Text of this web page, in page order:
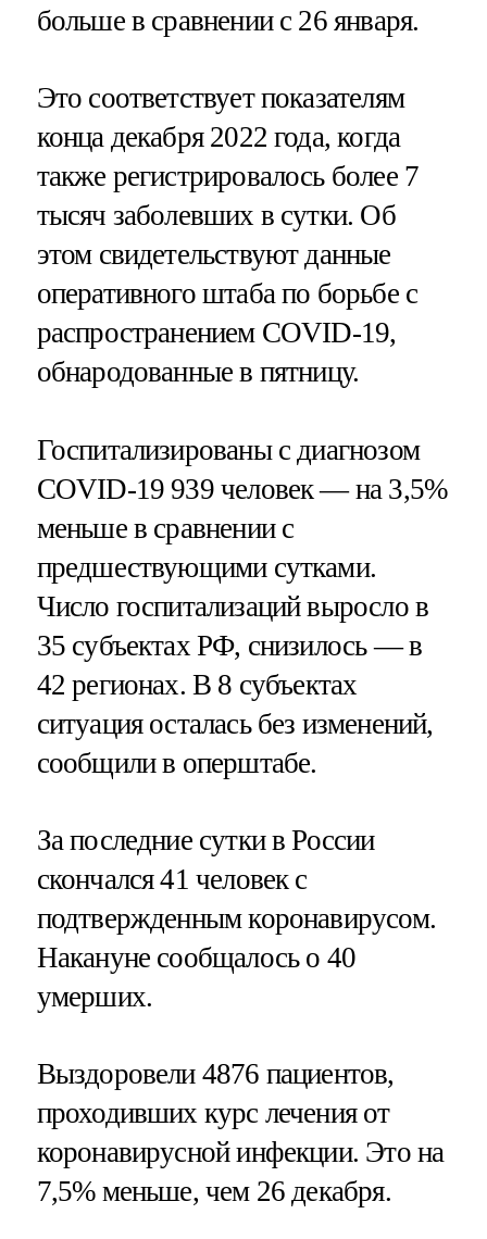
больше в сравнении с 26 января.
Это соответствует показателям
конца декабря 2022 года, когда
также регистрировалось более 7
тысяч заболевших в сутки. Об
этом свидетельствуют данные
оперативного штаба по борьбе с
распространением COVID-19,
обнародованные в пятницу.
Госпитализированы с диагнозом
COVID-19 939 человек — на 3,5%
меньше в сравнении с
предшествующими сутками.
Число госпитализаций выросло в
35 субъектах РФ, снизилось — в
42 регионах. В 8 субъектах
ситуация осталась без изменений,
сообщили в оперштабе.
За последние сутки в России
скончался 41 человек с
подтвержденным коронавирусом.
Накануне сообщалось о 40
умерших.
Выздоровели 4876 пациентов,
проходивших курс лечения от
коронавирусной инфекции. Это на
7,5% меньше, чем 26 декабря.